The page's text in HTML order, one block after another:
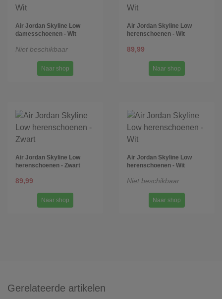
Air Jordan Skyline Low
damesschoenen - Wit
Niet beschikbaar
Naar shop
Air Jordan Skyline Low
herenschoenen - Wit
89,99
Naar shop
Air Jordan Skyline Low
herenschoenen - Zwart
89,99
Naar shop
Air Jordan Skyline Low
herenschoenen - Wit
Niet beschikbaar
Naar shop
Gerelateerde artikelen